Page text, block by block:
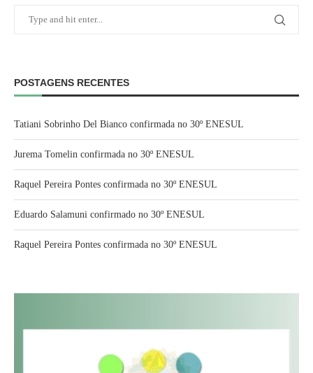
POSTAGENS RECENTES
Tatiani Sobrinho Del Bianco confirmada no 30º ENESUL
Jurema Tomelin confirmada no 30º ENESUL
Raquel Pereira Pontes confirmada no 30º ENESUL
Eduardo Salamuni confirmado no 30º ENESUL
Raquel Pereira Pontes confirmada no 30º ENESUL